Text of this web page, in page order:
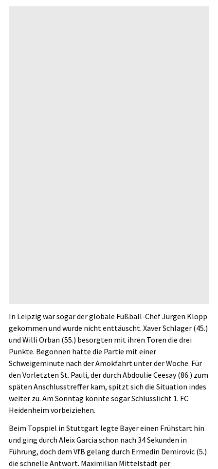
In Leipzig war sogar der globale Fußball-Chef Jürgen Klopp
gekommen und wurde nicht enttäuscht. Xaver Schlager (45.)
und Willi Orban (55.) besorgten mit ihren Toren die drei
Punkte. Begonnen hatte die Partie mit einer
Schweigeminute nach der Amokfahrt unter der Woche. Für
den Vorletzten St. Pauli, der durch Abdoulie Ceesay (86.) zum
späten Anschlusstreffer kam, spitzt sich die Situation indes
weiter zu. Am Sonntag könnte sogar Schlusslicht 1. FC
Heidenheim vorbeiziehen.
Beim Topspiel in Stuttgart legte Bayer einen Frühstart hin
und ging durch Aleix Garcia schon nach 34 Sekunden in
Führung, doch dem VfB gelang durch Ermedin Demirovic (5.)
die schnelle Antwort. Maximilian Mittelstädt per